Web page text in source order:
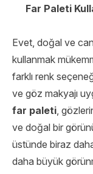
Far Paleti
Evet, doğal ve
kullanmak
farklı renk
ve göz makyajı
far paleti,
ve doğal bir
üstünde biraz
daha büyük